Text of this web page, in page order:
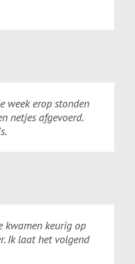
week erop stonden
netjes afgevoerd.
kwamen keurig op
Ik laat het volgend